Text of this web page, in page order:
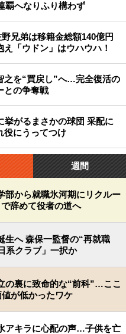
覇へなりふり構わず
兄弟は移籍金総額140億円
「ウドン」はウハウハ！
之を“買戻し”へ…完全復活の
との争奪戦
挙がるまさかの球団 采配に
役にうってつけ
週間
部から就職氷河期にリクルー
辞めて役者の道へ
生へ 森保一監督の“再就職
系クラブ」一択か
の裏に致命的な“前科”…ここ
が低かったワケ
アキラに心配の声…子供を亡